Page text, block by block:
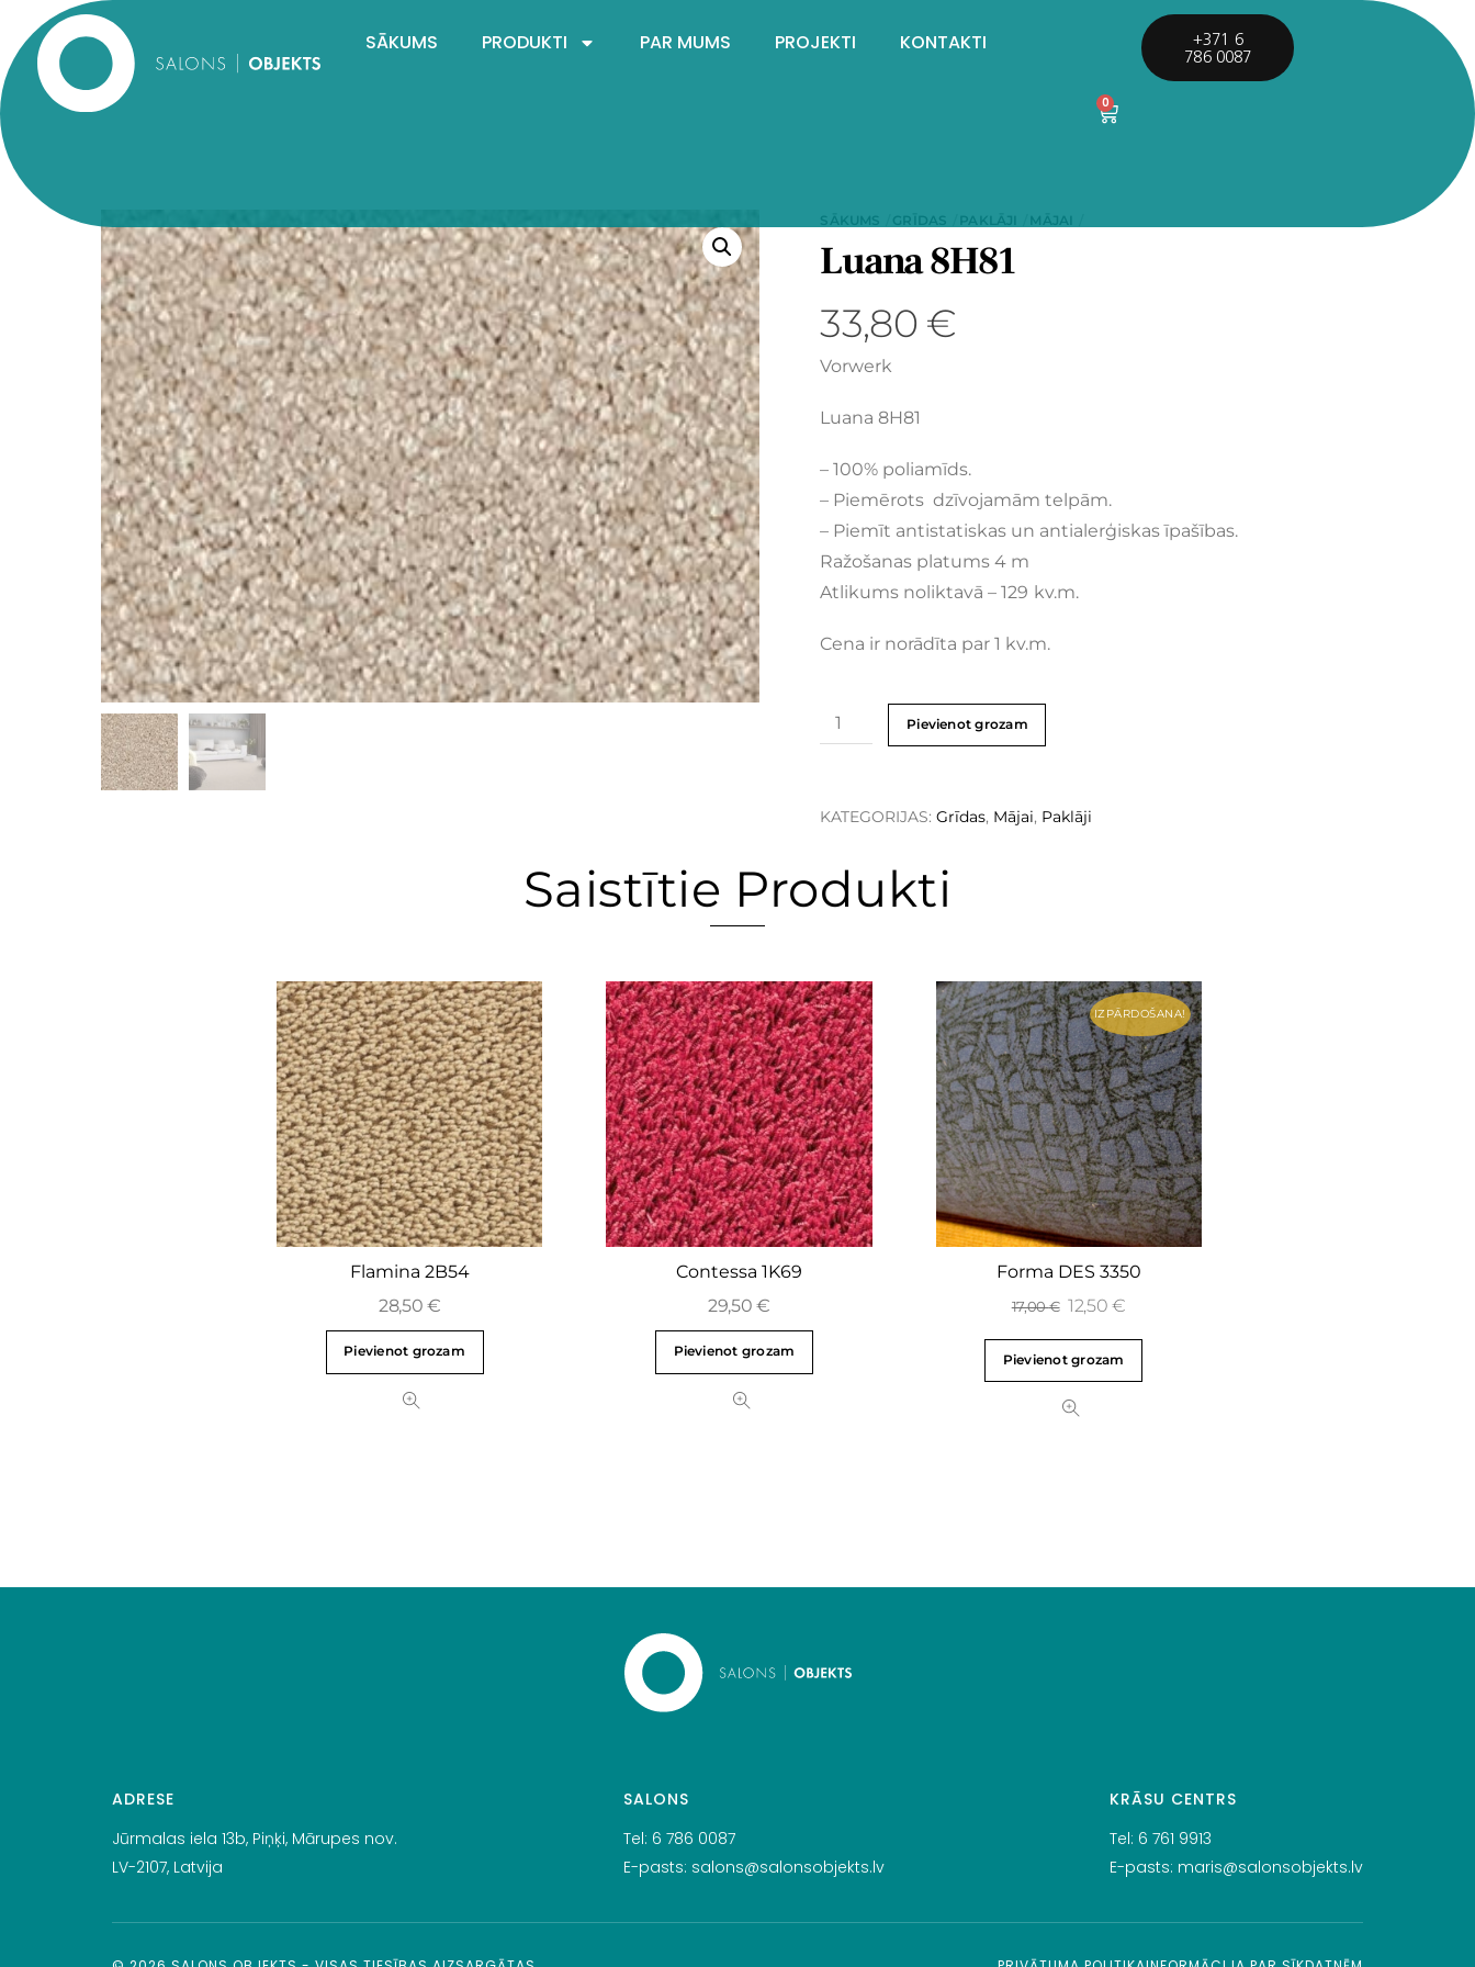
SĀKUMS PRODUKTI PAR MUMS PROJEKTI KONTAKTI
0
+371 6
786 0087
SĀKUMS GRĪDAS PAKLĀJI MĀJAI
Luana 8H81
33,80 €
Vorwerk
Luana 8H81
– 100% poliamīds.
– Piemērots dzīvojamām telpām.
– Piemīt antistatiskas un antialerģiskas īpašības.
Ražošanas platums 4 m
Atlikums noliktavā – 129 kv.m.
Cena ir norādīta par 1 kv.m.
Pievienot grozam
KATEGORIJAS:Grīdas, Mājai, Paklāji
Saistītie Produkti
Flamina 2B54
28,50 €
Pievienot grozam
Contessa 1K69
29,50€
Pievienot grozam
IZPĀRDOŠANA!
Forma DES 3350
17,00€ 12,50€
Pievienot grozam
ADRESE
Jūrmalas iela 13b, Piņķi, Mārupes nov.
LV-2107, Latvija
SALONS
Tel: 6 786 0087
E-pasts: salons@salonsobjekts.lv
KRĀSU CENTRS
Tel: 6 761 9913
E-pasts: maris@salonsobjekts.lv